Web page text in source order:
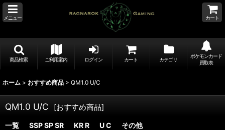
メニュー カート
商品検索 ご利用案内 ログイン カート カテゴリ
ポケモンカード
買取表
ホーム > おすすめ商品 > QM1.0 U/C
QM1.0 U/C [おすすめ商品]
一覧 SSP SP SR KR R U C その他